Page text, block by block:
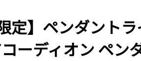
定】ペンダント
ーディオン ペン